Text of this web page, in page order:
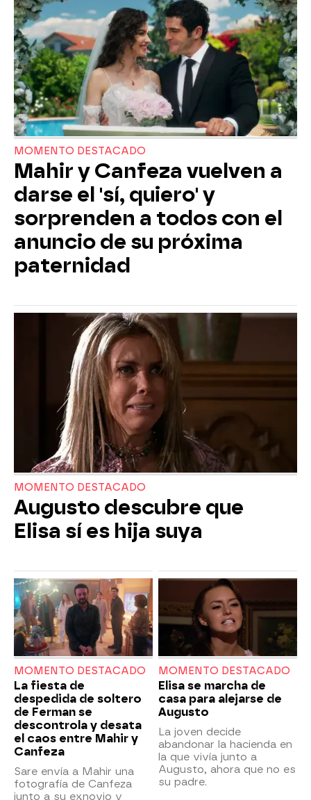
MOMENTO DESTACADO
Mahir y Canfeza vuelven a
darse el 'sí, quiero' y
sorprenden a todos con el
anuncio de su próxima
paternidad
MOMENTO DESTACADO
Augusto descubre que
Elisa sí es hija suya
MOMENTO DESTACADO
La fiesta de
despedida de soltero
de Ferman se
descontrola y desata
el caos entre Mahir y
Canfeza
Sare envía a Mahir una
fotografía de Canfeza
junto a su exnovio y
MOMENTO DESTACADO
Elisa se marcha de
casa para alejarse de
Augusto
La joven decide
abandonar la hacienda en
la que vivía junto a
Augusto, ahora que no es
su padre.